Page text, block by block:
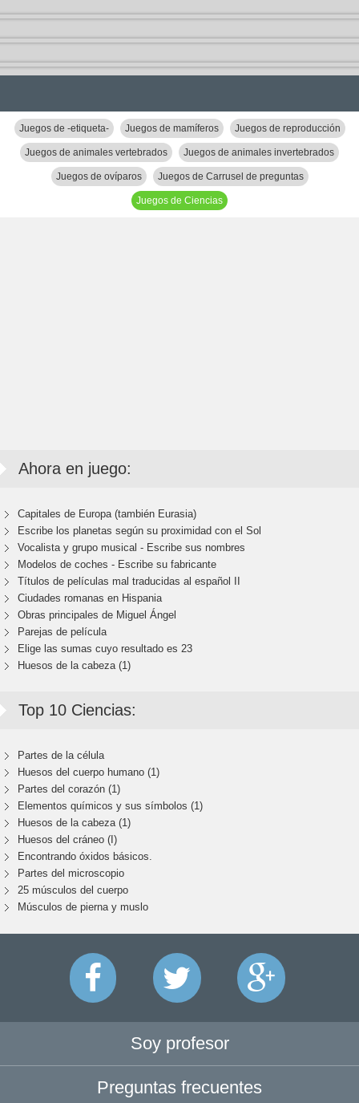
Juegos de -etiqueta- Juegos de mamíferos Juegos de reproducción
Juegos de animales vertebrados Juegos de animales invertebrados
Juegos de ovíparos Juegos de Carrusel de preguntas
Juegos de Ciencias
Ahora en juego:
Capitales de Europa (también Eurasia)
Escribe los planetas según su proximidad con el Sol
Vocalista y grupo musical - Escribe sus nombres
Modelos de coches - Escribe su fabricante
Títulos de películas mal traducidas al español II
Ciudades romanas en Hispania
Obras principales de Miguel Ángel
Parejas de película
Elige las sumas cuyo resultado es 23
Huesos de la cabeza (1)
Top 10 Ciencias:
Partes de la célula
Huesos del cuerpo humano (1)
Partes del corazón (1)
Elementos químicos y sus símbolos (1)
Huesos de la cabeza (1)
Huesos del cráneo (I)
Encontrando óxidos básicos.
Partes del microscopio
25 músculos del cuerpo
Músculos de pierna y muslo
Soy profesor
Preguntas frecuentes